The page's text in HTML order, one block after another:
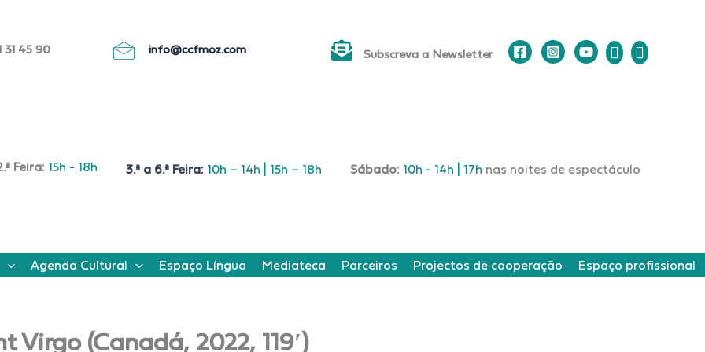
31 45 90 info@ccfmoz.com Subscreva a Newsletter
Feira: 15h - 18h 3.ª a 6.ª Feira: 10h – 14h | 15h – 18h Sábado: 10h - 14h | 17h nas noites de espectáculo
Agenda Cultural Espaço Língua Mediateca Parceiros Projectos de cooperação Espaço profissional
(Canadá, 2022, 119′)